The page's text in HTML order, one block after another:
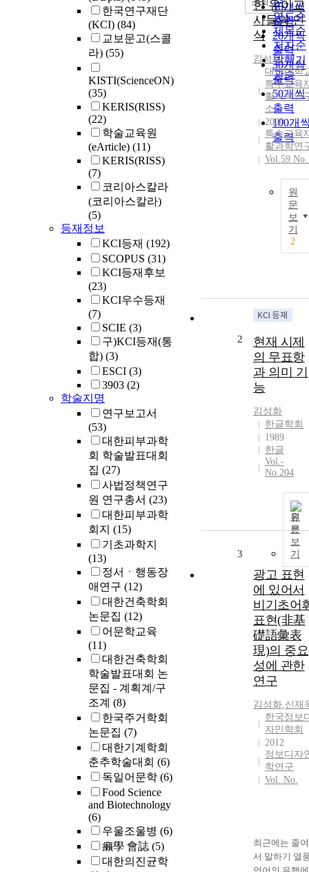
한국연구재단
(KCI) (84)
교보문고(스콜
라) (55)
KISTI(ScienceON)
(35)
KERIS(RISS)
(22)
학술교육원
(eArticle) (11)
KERIS(RISS)
(7)
코리아스칼라
(코리아스칼라)
(5)
등재정보
KCI등재 (192)
SCOPUS (31)
KCI등재후보
(23)
KCI우수등재
(7)
SCIE (3)
구)KCI등재(통
합) (3)
ESCI (3)
3903 (2)
학술지명
연구보고서
(53)
대한피부과학
회 학술발표대회
집 (27)
사법정책연구
원 연구총서 (23)
대한피부과학
회지 (15)
기초과학지
(13)
정서ㆍ행동장
애연구 (12)
대한건축학회
논문집 (12)
어문학교육
(11)
대한건축학회
학술발표대회 논
문집 - 계획계/구
조계 (8)
한국주거학회
논문집 (7)
대한기계학회
춘추학술대회 (6)
독일어문학 (6)
Food Science
and Biotechnology
(6)
우울조울병 (6)
癩學 會誌 (5)
대한의진균학
연도순
제목순
저자순
발행기
관순
10개씩
출력
20개씩
출력
30개씩
출력
50개씩
출력
100개
출력
한 유아교
사들의 인
식
김성화
대구대학
특수교육
활과학연
소
2020
특수교육
활과학연
Vol.59
원
문
보
기
2
2
현재 시제
의 무표항
과 의미 기
능
김성화
한글학회
1989
한글
Vol.-
No.204
원
문
보
기
3
광고 표현
에 있어서
비기초어
표현(非基
礎語彙表
現)의 중요
성에 관한
연구
김성화,신재
한국정보
자인학회
2012
정보디자
학연구
Vol. No.
최근에는 줄여
서 말하기 열